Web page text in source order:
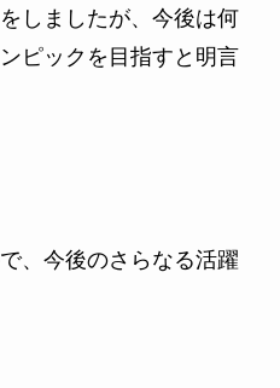
しましたが、今後は何
ピックを目指すと明言
、今後のさらなる活躍